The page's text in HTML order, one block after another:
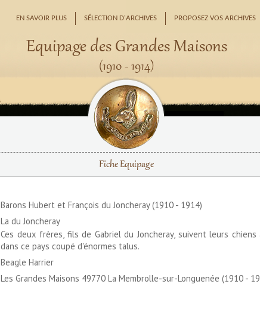
EN SAVOIR PLUS SÉLECTION D'ARCHIVES PROPOSEZ VOS ARCHIVES
Equipage des Grandes Maisons
(1910 - 1914)
Fiche Equipage
Barons Hubert et François du Joncheray (1910 - 1914)
La du Joncheray
Ces deux frères, fils de Gabriel du Joncheray, suivent leurs chiens
dans ce pays coupé d'énormes talus.
Beagle Harrier
Les Grandes Maisons 49770 La Membrolle-sur-Longuenée (1910 -